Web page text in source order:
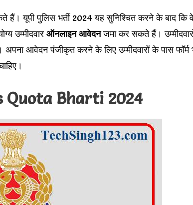
यूपी पुलिस भर्ती 2024 यह सुनिश्चित करने के बाद कि
उम्मीदवार ऑनलाइन आवेदनजमा कर सकते हैं।
अपना आवेदन पंजीकृत करने के लिए उम्मीदवारों के पास फॉर्म
Quota Bharti 2024